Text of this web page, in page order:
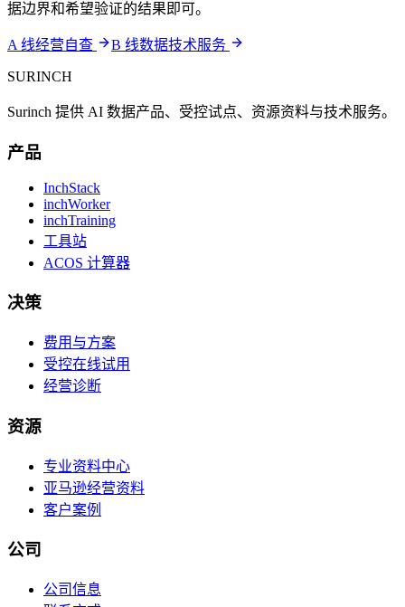
据边界和希望验证的结果即可。
A 线经营自查 B 线数据技术服务
SURINCH
Surinch 提供 AI 数据产品、受控试点、资源资料与技术服务。
产品
InchStack
inchWorker
inchTraining
工具站
ACOS 计算器
决策
费用与方案
受控在线试用
经营诊断
资源
专业资料中心
亚马逊经营资料
客户案例
公司
公司信息